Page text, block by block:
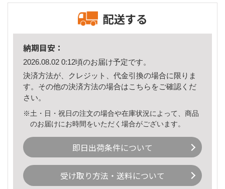
配送する
納期目安：
2026.08.02 0:12頃のお届け予定です。
決済方法が、クレジット、代金引換の場合に限りま
す。その他の決済方法の場合はこちら をご確認くだ
さい。
※土・日・祝日の注文の場合や在庫状況によって、商品
のお届けにお時間をいただく場合がございます。
即日出荷条件について
受け取り方法・送料について